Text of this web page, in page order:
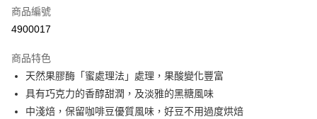
信用卡分期付款
合作金庫商業銀行
華南商業銀行
彰化商業銀行
上海商業儲蓄銀行
台北富邦商業銀行
國泰世華商業銀行
兆豐國際商業銀行
LINE Pay
Apple Pay
商品編號
4900017
商品特色
天然果膠酶「蜜處理法」處理，果酸變化豐富
具有巧克力的香醇甜潤，及淡雅的黑糖風味
中淺焙，保留咖啡豆優質風味，好豆不用過度烘焙